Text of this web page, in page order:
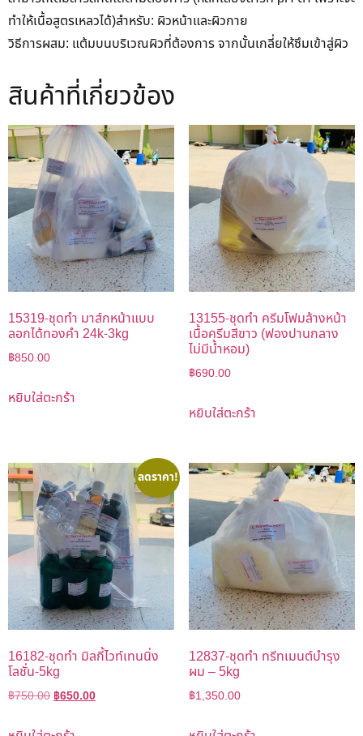
ทำให้เนื้อสูตรเหลวได้)สำหรับ: ผิวหน้าและผิวกาย
วิธีการผสม: แต้มบนบริเวณผิวที่ต้องการ จากนั้นเกลี่ยให้ซึมเข้าสู่ผิว
สินค้าที่เกี่ยวข้อง
15319-ชุดทำ มาส์กหน้าแบบ
ลอกได้ทองคำ 24k-3kg
฿850.00
หยิบใส่ตะกร้า
13155-ชุดทำ ครีมโฟมล้างหน้า
เนื้อครีมสีขาว (ฟองปานกลาง
ไม่มีน้ำหอม)
฿690.00
หยิบใส่ตะกร้า
ลดราคา!
16182-ชุดทำ มิลกี้ไวท์เทนนิ่ง
โลชั่น-5kg
฿750.00 ฿650.00
12837-ชุดทำ ทรีทเมนต์บำรุง
ผม – 5kg
฿1,350.00